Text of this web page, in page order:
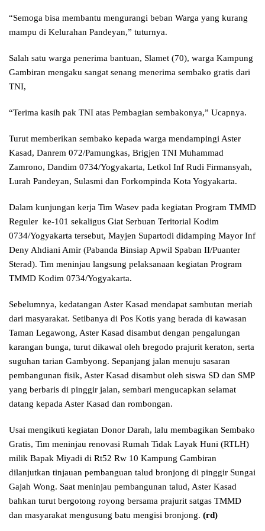
“Semoga bisa membantu mengurangi beban Warga yang kurang
mampu di Kelurahan Pandeyan,” tuturnya.
Salah satu warga penerima bantuan, Slamet (70), warga Kampung
Gambiran mengaku sangat senang menerima sembako gratis dari
TNI,
“Terima kasih pak TNI atas Pembagian sembakonya,” Ucapnya.
Turut memberikan sembako kepada warga mendampingi Aster
Kasad, Danrem 072/Pamungkas, Brigjen TNI Muhammad
Zamrono, Dandim 0734/Yogyakarta, Letkol Inf Rudi Firmansyah,
Lurah Pandeyan, Sulasmi dan Forkompinda Kota Yogyakarta.
Dalam kunjungan kerja Tim Wasev pada kegiatan Program TMMD
Reguler ke-101 sekaligus Giat Serbuan Teritorial Kodim
0734/Yogyakarta tersebut, Mayjen Supartodi didamping Mayor Inf
Deny Ahdiani Amir (Pabanda Binsiap Apwil Spaban II/Puanter
Sterad). Tim meninjau langsung pelaksanaan kegiatan Program
TMMD Kodim 0734/Yogyakarta.
Sebelumnya, kedatangan Aster Kasad mendapat sambutan meriah
dari masyarakat. Setibanya di Pos Kotis yang berada di kawasan
Taman Legawong, Aster Kasad disambut dengan pengalungan
karangan bunga, turut dikawal oleh bregodo prajurit keraton, serta
suguhan tarian Gambyong. Sepanjang jalan menuju sasaran
pembangunan fisik, Aster Kasad disambut oleh siswa SD dan SMP
yang berbaris di pinggir jalan, sembari mengucapkan selamat
datang kepada Aster Kasad dan rombongan.
Usai mengikuti kegiatan Donor Darah, lalu membagikan Sembako
Gratis, Tim meninjau renovasi Rumah Tidak Layak Huni (RTLH)
milik Bapak Miyadi di Rt52 Rw 10 Kampung Gambiran
dilanjutkan tinjauan pembanguan talud bronjong di pinggir Sungai
Gajah Wong. Saat meninjau pembangunan talud, Aster Kasad
bahkan turut bergotong royong bersama prajurit satgas TMMD
dan masyarakat mengusung batu mengisi bronjong. (rd)